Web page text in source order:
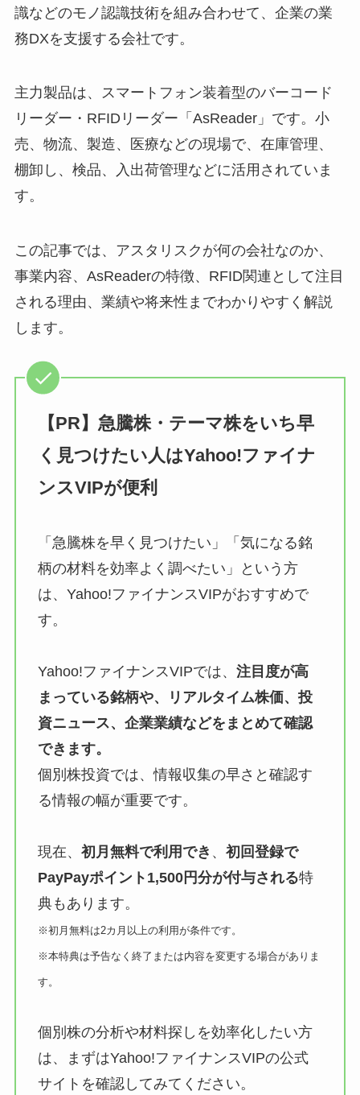
識などのモノ認識技術を組み合わせて、企業の業
務DXを支援する会社です。
主力製品は、スマートフォン装着型のバーコード
リーダー・RFIDリーダー「AsReader」です。小
売、物流、製造、医療などの現場で、在庫管理、
棚卸し、検品、入出荷管理などに活用されていま
す。
この記事では、アスタリスクが何の会社なのか、
事業内容、AsReaderの特徴、RFID関連として注目
される理由、業績や将来性までわかりやすく解説
します。
【PR】急騰株・テーマ株をいち早
く見つけたい人はYahoo!ファイナ
ンスVIPが便利
「急騰株を早く見つけたい」「気になる銘
柄の材料を効率よく調べたい」という方
は、Yahoo!ファイナンスVIPがおすすめで
す。
Yahoo!ファイナンスVIPでは、 注目度が高
まっている銘柄や、リアルタイム株価、投
資ニュース、企業業績などをまとめて確認
できます。
個別株投資では、情報収集の早さと確認す
る情報の幅が重要です。
現在、 初月無料で利用でき 、 初回登録で
PayPayポイント1,500円分が付与される特
典もあります。
※初月無料は2カ月以上の利用が条件です。
※本特典は予告なく終了または内容を変更する場合がありま
す。
個別株の分析や材料探しを効率化したい方
は、まずはYahoo!ファイナンスVIPの公式
サイトを確認してみてください。